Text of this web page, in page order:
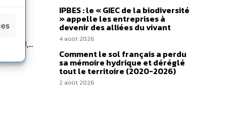
21,...
IPBES : le « GIEC de la biodiversité
» appelle les entreprises à
devenir des alliées du vivant
4 août 2026
Comment le sol français a perdu
sa mémoire hydrique et déréglé
tout le territoire (2020-2026)
2 août 2026